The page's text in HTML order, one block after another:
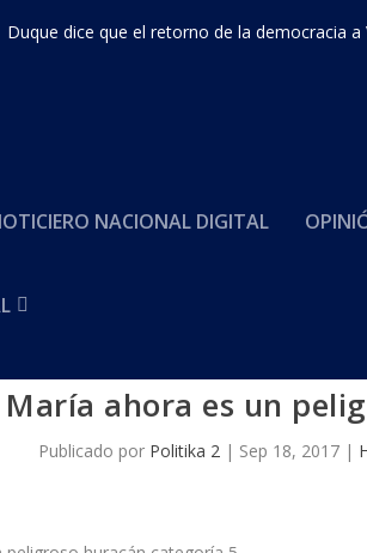
Duque dice que el retorno de la democracia a
NACIONAL DIGITAL
María ahora es un
Publicado por Politika 2| Sep 18, 2017|